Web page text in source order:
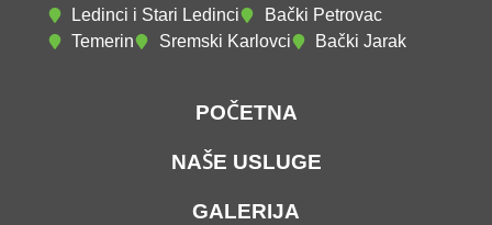
Ledinci i Stari Ledinci
Bački Petrovac
Temerin
Sremski Karlovci Bački Jarak
POČETNA
NAŠE USLUGE
GALERIJA